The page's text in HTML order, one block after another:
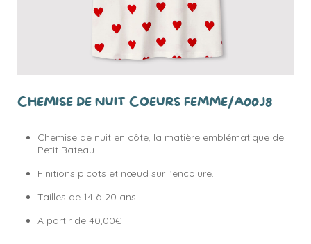
CHEMISE DE NUIT COEURS FEMME/A00J8
Chemise de nuit en côte, la matière emblématique de
Petit Bateau.
Finitions picots et nœud sur l’encolure.
Tailles de 14 à 20 ans
A partir de 40,00€